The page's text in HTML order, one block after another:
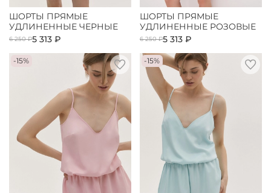
ШОРТЫ ПРЯМЫЕ
УДЛИНЕННЫЕ ЧЕРНЫЕ
6 250 ₽5 313 ₽
ШОРТЫ ПРЯМЫЕ
УДЛИНЕННЫЕ РОЗОВЫЕ
6 250 ₽5 313 ₽
-15% -15%